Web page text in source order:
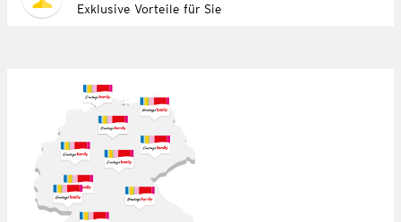
Exklusive Vorteile für Sie